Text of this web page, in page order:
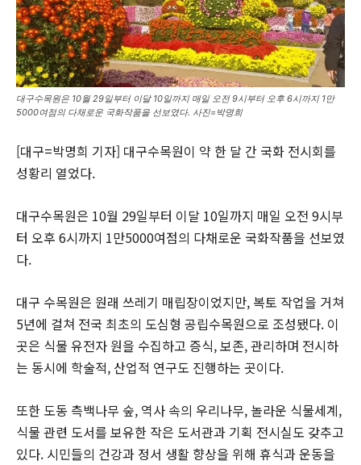
대구수목원은 10월 29일부터 이달 10일까지 매일 오전 9시부터 오후 6시까지 1만
5000여점의 다채로운 국화작품을 선보였다. 사진=박명희
[대구=박명희 기자] 대구수목원이 약 한 달 간 국화 전시회를
성황리 열었다.
대구수목원은 10월 29일부터 이달 10일까지 매일 오전 9시부
터 오후 6시까지 1만5000여점의 다채로운 국화작품을 선보였
다.
대구 수목원은 원래 쓰레기 매립장이었지만, 복토 작업을 거쳐
5년에 걸쳐 전국 최초의 도심형 공립수목원으로 조성됐다. 이
곳은 식물 유전자 원을 수집하고 증식, 보존, 관리하며 전시하
는 동시에 학술적, 산업적 연구도 진행하는 곳이다.
또한 도동 측백나무 숲, 역사 속의 우리나무, 놀라운 식물세계,
식물 관련 도서를 보유한 작은 도서관과 기획 전시실도 갖추고
있다. 시민들의 건강과 정서 생활 향상을 위해 휴식과 운동을